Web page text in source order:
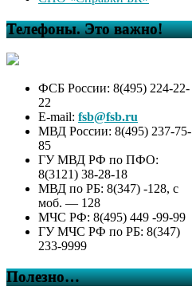
Телефоны. Это важно!
ФСБ России: 8(495) 224-22-
22
E-mail: fsb@fsb.ru
МВД России: 8(495) 237-75-
85
ГУ МВД РФ по ПФО:
8(3121) 38-28-18
МВД по РБ: 8(347) -128, с
моб. — 128
МЧС РФ: 8(495) 449 -99-99
ГУ МЧС РФ по РБ: 8(347)
233-9999
Полезно…